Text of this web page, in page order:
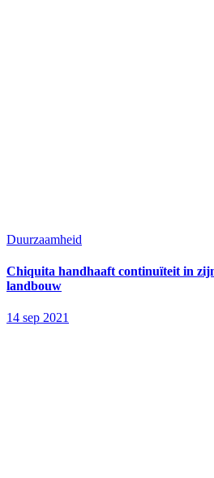
Duurzaamheid
Chiquita handhaaft continuïteit in
landbouw
14 sep 2021